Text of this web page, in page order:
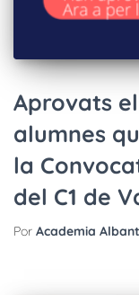
Aprovats
alumnes
la
del C1 de
Por Academia